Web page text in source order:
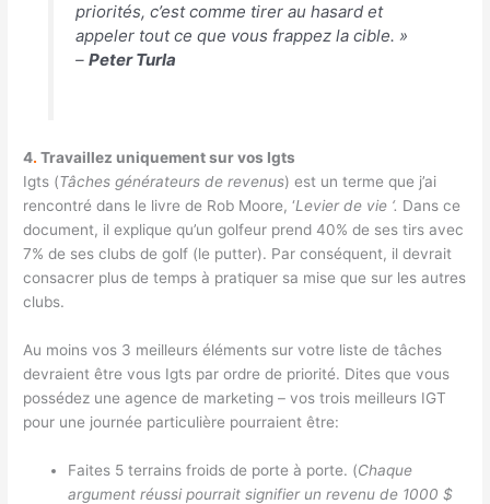
priorités, c’est comme tirer au hasard et
appeler tout ce que vous frappez la cible. »
– Peter Turla
4. Travaillez uniquement sur vos Igts
Igts (Tâches générateurs de revenus) est un terme que j’ai
rencontré dans le livre de Rob Moore, ‘Levier de vie ‘. Dans ce
document, il explique qu’un golfeur prend 40% de ses tirs avec
7% de ses clubs de golf (le putter). Par conséquent, il devrait
consacrer plus de temps à pratiquer sa mise que sur les autres
clubs.
Au moins vos 3 meilleurs éléments sur votre liste de tâches
devraient être vous Igts par ordre de priorité. Dites que vous
possédez une agence de marketing – vos trois meilleurs IGT
pour une journée particulière pourraient être:
Faites 5 terrains froids de porte à porte. (Chaque
argument réussi pourrait signifier un revenu de 1000 $